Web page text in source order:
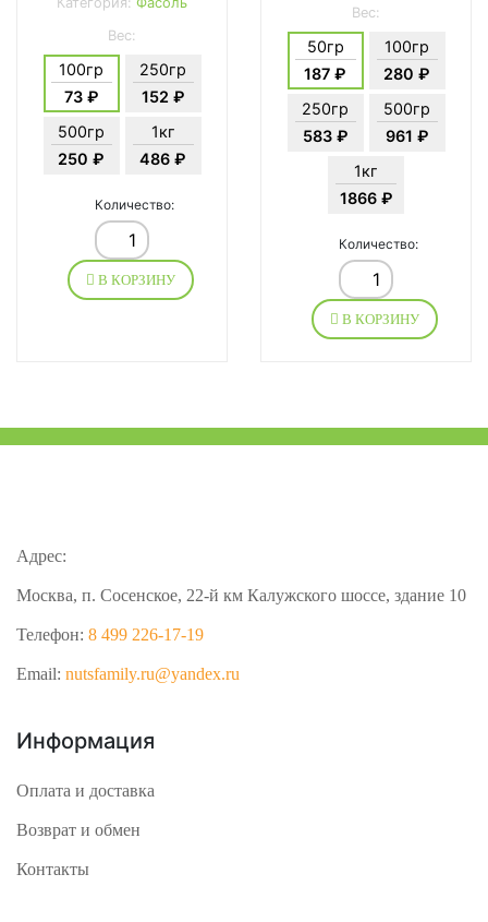
Вес:
100гр
73 ₽
250гр
152 ₽
500гр
250 ₽
1кг
486 ₽
Количество:
В КОРЗИНУ
Вес:
50гр
187 ₽
100гр
280 ₽
250гр
583 ₽
500гр
961 ₽
1кг
1866 ₽
Количество:
В КОРЗИНУ
Адрес:
Москва, п. Сосенское, 22-й км Калужского шоссе, здание 10
Телефон: 8 499 226-17-19
Email: nutsfamily.ru@yandex.ru
Информация
Оплата и доставка
Возврат и обмен
Контакты